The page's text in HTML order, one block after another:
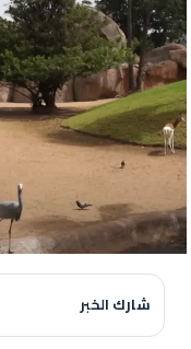
شارك الخبر